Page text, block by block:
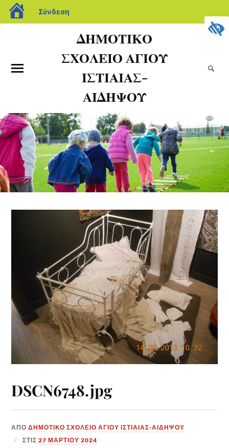
Σύνδεση
ΔΗΜΟΤΙΚΟ
ΣΧΟΛΕΙΟ ΑΓΙΟΥ
ΙΣΤΙΑΙΑΣ-
ΑΙΔΗΨΟΥ
DSCN6748.jpg
ΑΠΌΔΗΜΟΤΙΚΟ ΣΧΟΛΕΙΟ ΑΓΙΟΥ ΙΣΤΙΑΙΑΣ-ΑΙΔΗΨΟΥ
ΣΤΙΣ27 ΜΑΡΤΊΟΥ 2024